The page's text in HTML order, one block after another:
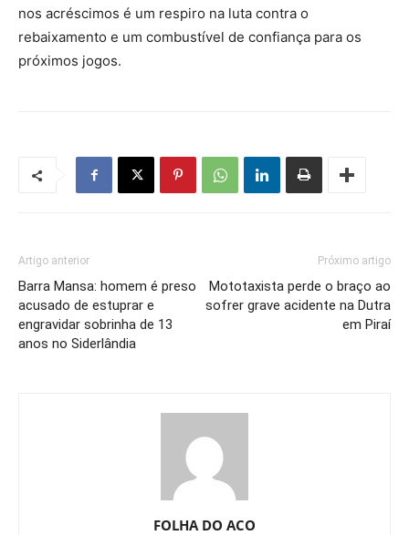
nos acréscimos é um respiro na luta contra o
rebaixamento e um combustível de confiança para os
próximos jogos.
Artigo anterior
Barra Mansa: homem é preso
acusado de estuprar e
engravidar sobrinha de 13
anos no Siderlândia
Próximo artigo
Mototaxista perde o braço ao
sofrer grave acidente na Dutra
em Piraí
FOLHA DO ACO